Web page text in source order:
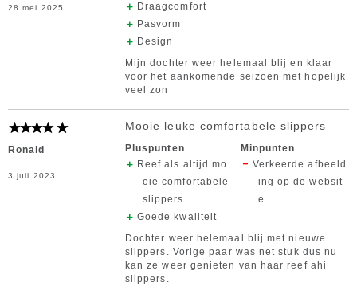
28 mei 2025
Draagcomfort
Pasvorm
Design
Mijn dochter weer helemaal blij en klaar
voor het aankomende seizoen met hopelijk
veel zon
Ronald
3 juli 2023
Mooie leuke comfortabele slippers
Pluspunten
Reef als altijd mo
oie comfortabele
slippers
Goede kwaliteit
Minpunten
Verkeerde afbeeld
ing op de websit
e
Dochter weer helemaal blij met nieuwe
slippers. Vorige paar was net stuk dus nu
kan ze weer genieten van haar reef ahi
slippers.